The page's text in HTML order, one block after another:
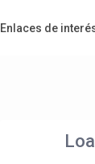
Enlaces de